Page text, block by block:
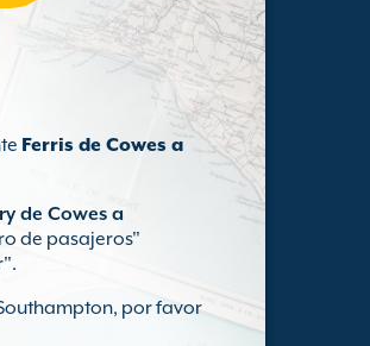
Ferris de Cowes a
de Cowes a
de pasajeros"
por favor